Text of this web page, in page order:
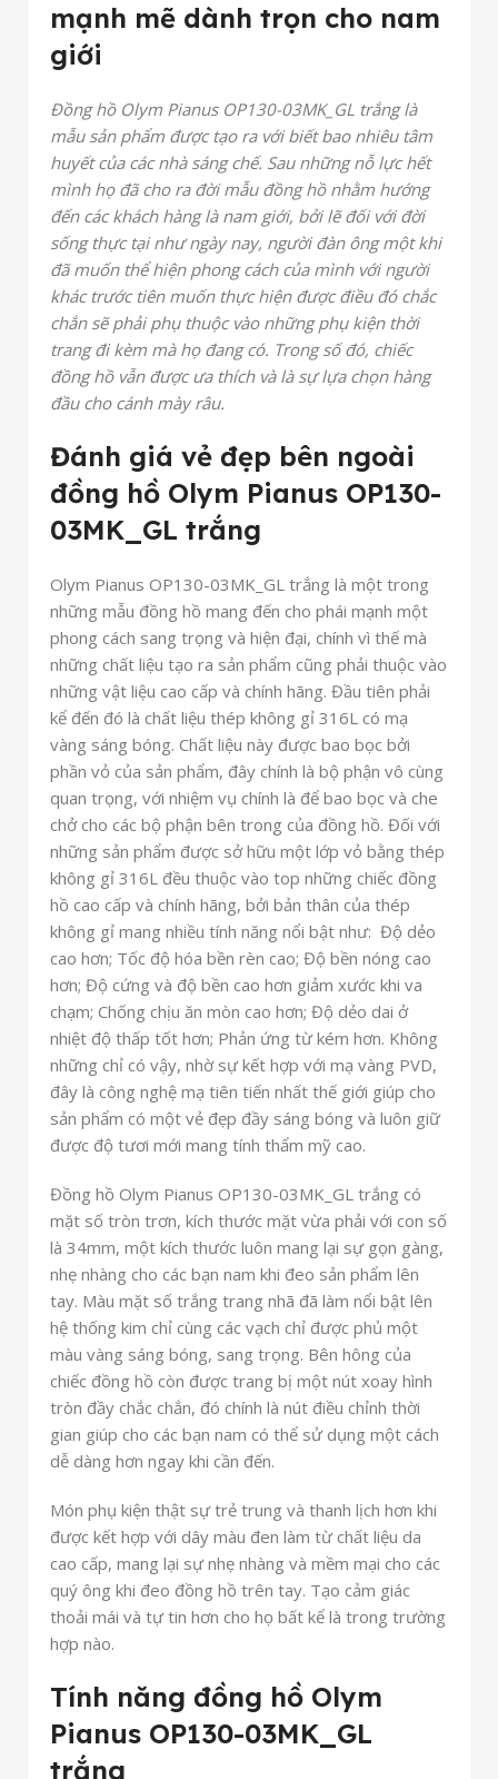
mạnh mẽ dành trọn cho nam
giới
Đồng hồ Olym Pianus OP130-03MK_GL trắng là
mẫu sản phẩm được tạo ra với biết bao nhiêu tâm
huyết của các nhà sáng chế. Sau những nỗ lực hết
mình họ đã cho ra đời mẫu đồng hồ nhằm hướng
đến các khách hàng là nam giới, bởi lẽ đối với đời
sống thực tại như ngày nay, người đàn ông một khi
đã muốn thể hiện phong cách của mình với người
khác trước tiên muốn thực hiện được điều đó chắc
chắn sẽ phải phụ thuộc vào những phụ kiện thời
trang đi kèm mà họ đang có. Trong số đó, chiếc
đồng hồ vẫn được ưa thích và là sự lựa chọn hàng
đầu cho cánh mày râu.
Đánh giá vẻ đẹp bên ngoài
đồng hồ Olym Pianus OP130-
03MK_GL trắng
Olym Pianus OP130-03MK_GL trắng là một trong
những mẫu đồng hồ mang đến cho phái mạnh một
phong cách sang trọng và hiện đại, chính vì thế mà
những chất liệu tạo ra sản phẩm cũng phải thuộc vào
những vật liệu cao cấp và chính hãng. Đầu tiên phải
kể đến đó là chất liệu thép không gỉ 316L có mạ
vàng sáng bóng. Chất liệu này được bao bọc bởi
phần vỏ của sản phẩm, đây chính là bộ phận vô cùng
quan trọng, với nhiệm vụ chính là để bao bọc và che
chở cho các bộ phận bên trong của đồng hồ. Đối với
những sản phẩm được sở hữu một lớp vỏ bằng thép
không gỉ 316L đều thuộc vào top những chiếc đồng
hồ cao cấp và chính hãng, bởi bản thân của thép
không gỉ mang nhiều tính năng nổi bật như: Độ dẻo
cao hơn; Tốc độ hóa bền rèn cao; Độ bền nóng cao
hơn; Độ cứng và độ bền cao hơn giảm xước khi va
chạm; Chống chịu ăn mòn cao hơn; Độ dẻo dai ở
nhiệt độ thấp tốt hơn; Phản ứng từ kém hơn. Không
những chỉ có vậy, nhờ sự kết hợp với mạ vàng PVD,
đây là công nghệ mạ tiên tiến nhất thế giới giúp cho
sản phẩm có một vẻ đẹp đầy sáng bóng và luôn giữ
được độ tươi mới mang tính thẩm mỹ cao.
Đồng hồ Olym Pianus OP130-03MK_GL trắng có
mặt số tròn trơn, kích thước mặt vừa phải với con số
là 34mm, một kích thước luôn mang lại sự gọn gàng,
nhẹ nhàng cho các bạn nam khi đeo sản phẩm lên
tay. Màu mặt số trắng trang nhã đã làm nổi bật lên
hệ thống kim chỉ cùng các vạch chỉ được phủ một
màu vàng sáng bóng, sang trọng. Bên hông của
chiếc đồng hồ còn được trang bị một nút xoay hình
tròn đầy chắc chắn, đó chính là nút điều chỉnh thời
gian giúp cho các bạn nam có thể sử dụng một cách
dễ dàng hơn ngay khi cần đến.
Món phụ kiện thật sự trẻ trung và thanh lịch hơn khi
được kết hợp với dây màu đen làm từ chất liệu da
cao cấp, mang lại sự nhẹ nhàng và mềm mại cho các
quý ông khi đeo đồng hồ trên tay. Tạo cảm giác
thoải mái và tự tin hơn cho họ bất kể là trong trường
hợp nào.
Tính năng đồng hồ Olym
Pianus OP130-03MK_GL
trắng